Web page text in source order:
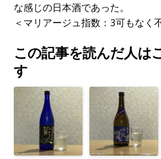
な感じの日本酒であった。
＜マリアージュ指数：3可もなく
この記事を読んだ人は
す